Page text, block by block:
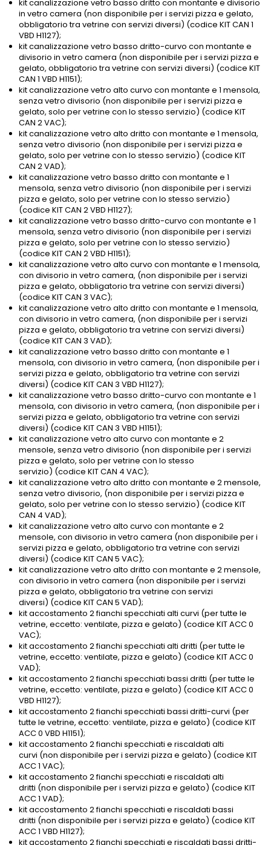
kit canalizzazione vetro basso dritto con montante e divisorio
in vetro camera (non disponibile per i servizi pizza e gelato,
obbligatorio tra vetrine con servizi diversi) (codice KIT CAN 1
VBD H1127);
kit canalizzazione vetro basso dritto-curvo con montante e
divisorio in vetro camera (non disponibile per i servizi pizza e
gelato, obbligatorio tra vetrine con servizi diversi) (codice KIT
CAN 1 VBD H1151);
kit canalizzazione vetro alto curvo con montante e 1 mensola,
senza vetro divisorio (non disponibile per i servizi pizza e
gelato, solo per vetrine con lo stesso servizio) (codice KIT
CAN 2 VAC);
kit canalizzazione vetro alto dritto con montante e 1 mensola,
senza vetro divisorio (non disponibile per i servizi pizza e
gelato, solo per vetrine con lo stesso servizio) (codice KIT
CAN 2 VAD);
kit canalizzazione vetro basso dritto con montante e 1
mensola, senza vetro divisorio (non disponibile per i servizi
pizza e gelato, solo per vetrine con lo stesso servizio)
(codice KIT CAN 2 VBD H1127);
kit canalizzazione vetro basso dritto-curvo con montante e 1
mensola, senza vetro divisorio (non disponibile per i servizi
pizza e gelato, solo per vetrine con lo stesso servizio)
(codice KIT CAN 2 VBD H1151);
kit canalizzazione vetro alto curvo con montante e 1 mensola,
con divisorio in vetro camera, (non disponibile per i servizi
pizza e gelato, obbligatorio tra vetrine con servizi diversi)
(codice KIT CAN 3 VAC);
kit canalizzazione vetro alto dritto con montante e 1 mensola,
con divisorio in vetro camera, (non disponibile per i servizi
pizza e gelato, obbligatorio tra vetrine con servizi diversi)
(codice KIT CAN 3 VAD);
kit canalizzazione vetro basso dritto con montante e 1
mensola, con divisorio in vetro camera, (non disponibile per i
servizi pizza e gelato, obbligatorio tra vetrine con servizi
diversi) (codice KIT CAN 3 VBD H1127);
kit canalizzazione vetro basso dritto-curvo con montante e 1
mensola, con divisorio in vetro camera, (non disponibile per i
servizi pizza e gelato, obbligatorio tra vetrine con servizi
diversi) (codice KIT CAN 3 VBD H1151);
kit canalizzazione vetro alto curvo con montante e 2
mensole, senza vetro divisorio (non disponibile per i servizi
pizza e gelato, solo per vetrine con lo stesso
servizio) (codice KIT CAN 4 VAC);
kit canalizzazione vetro alto dritto con montante e 2 mensole,
senza vetro divisorio, (non disponibile per i servizi pizza e
gelato, solo per vetrine con lo stesso servizio) (codice KIT
CAN 4 VAD);
kit canalizzazione vetro alto curvo con montante e 2
mensole, con divisorio in vetro camera (non disponibile per i
servizi pizza e gelato, obbligatorio tra vetrine con servizi
diversi) (codice KIT CAN 5 VAC);
kit canalizzazione vetro alto dritto con montante e 2 mensole,
con divisorio in vetro camera (non disponibile per i servizi
pizza e gelato, obbligatorio tra vetrine con servizi
diversi) (codice KIT CAN 5 VAD);
kit accostamento 2 fianchi specchiati alti curvi (per tutte le
vetrine, eccetto: ventilate, pizza e gelato) (codice KIT ACC 0
VAC);
kit accostamento 2 fianchi specchiati alti dritti (per tutte le
vetrine, eccetto: ventilate, pizza e gelato) (codice KIT ACC 0
VAD);
kit accostamento 2 fianchi specchiati bassi dritti (per tutte le
vetrine, eccetto: ventilate, pizza e gelato) (codice KIT ACC 0
VBD H1127);
kit accostamento 2 fianchi specchiati bassi dritti-curvi (per
tutte le vetrine, eccetto: ventilate, pizza e gelato) (codice KIT
ACC 0 VBD H1151);
kit accostamento 2 fianchi specchiati e riscaldati alti
curvi (non disponibile per i servizi pizza e gelato) (codice KIT
ACC 1 VAC);
kit accostamento 2 fianchi specchiati e riscaldati alti
dritti (non disponibile per i servizi pizza e gelato) (codice KIT
ACC 1 VAD);
kit accostamento 2 fianchi specchiati e riscaldati bassi
dritti (non disponibile per i servizi pizza e gelato) (codice KIT
ACC 1 VBD H1127);
kit accostamento 2 fianchi specchiati e riscaldati bassi dritti-